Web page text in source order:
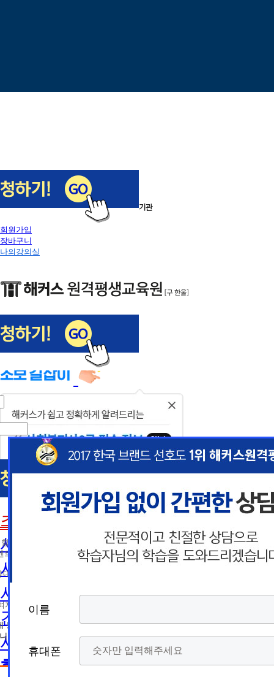
이전
다음
1/5
회원가입
장바구니
나의강의실
해커스편입
사회복지사1급
사회복지사
초보길잡이
사회복지사란
사회복지사2급 취득방법
사회복지사1급 취득방법
건강가정사
사회복지학사/전문학사
한국어교원
폰
* 날짜입력 키보드 사용법
- page up/down 키 = 다음달/이전
- ctrl+ 방향키 좌,우, 위, 아래 = 날
짜선택
폰
* 날짜입력 키보드 사용법
- page up/down 키 = 다음달/이전
- ctrl+ 방향키 좌,우, 위, 아래 = 날
짜선택
이름
휴대폰
이름
휴대폰
이름
휴대폰
이름
휴대폰
인혜택 제공
등 광고성 정보 제공, 통계자료 활용
폰 번호
의 해지나 개인정보 삭제요청 시까지
동의하지 않을 수 있습니다.
다.